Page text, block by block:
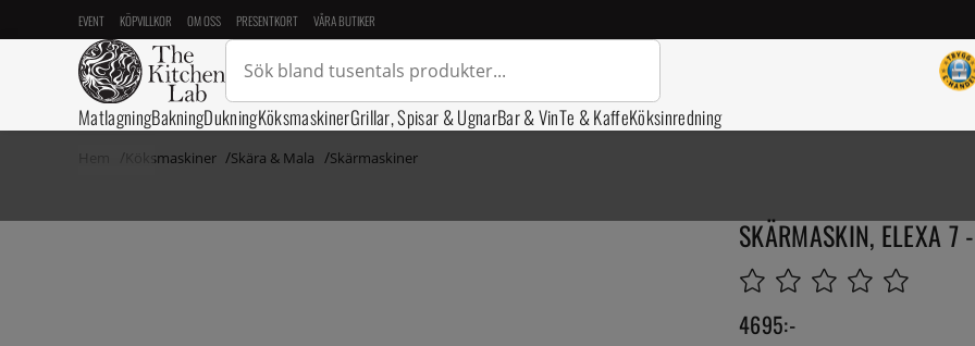
EVENT KÖPVILLKOR OM OSS PRESENTKORT VÅRA BUTIKER
MatlagningBakningDukningKöksmaskinerGrillar, Spisar & UgnarBar & VinTe & KaffeKöksinredning
Köksmaskiner Skära & Mala Skärmaskiner
SKÄRMASKIN, ELEXA 7
4695:-